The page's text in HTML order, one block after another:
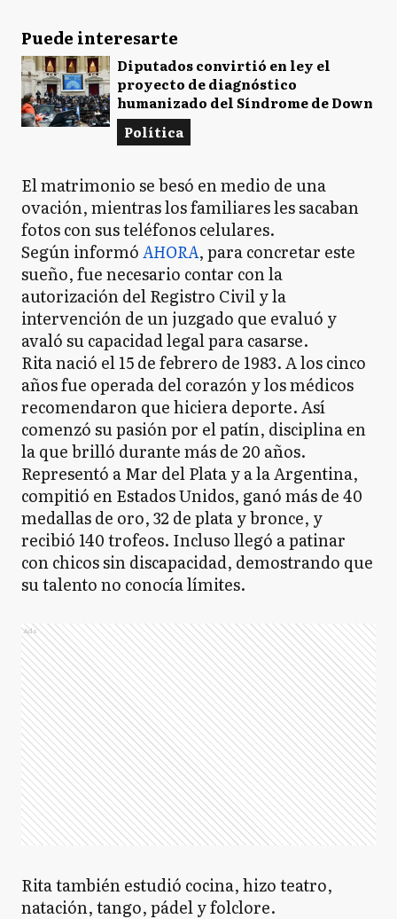
Puede interesarte
Diputados convirtió en ley el
proyecto de diagnóstico
humanizado del Síndrome de Down
Política
El matrimonio se besó en medio de una
ovación, mientras los familiares les sacaban
fotos con sus teléfonos celulares.
Según informóAHORA, para concretar este
sueño, fue necesario contar con la
autorización del Registro Civil y la
intervención de un juzgado que evaluó y
avaló su capacidad legal para casarse.
Rita nació el 15 de febrero de 1983. A los cinco
años fue operada del corazón y los médicos
recomendaron que hiciera deporte. Así
comenzó su pasión por el patín, disciplina en
la que brilló durante más de 20 años.
Representó a Mar del Plata y a la Argentina,
compitió en Estados Unidos, ganó más de 40
medallas de oro, 32 de plata y bronce, y
recibió 140 trofeos. Incluso llegó a patinar
con chicos sin discapacidad, demostrando que
su talento no conocía límites.
Ads
Rita también estudió cocina, hizo teatro,
natación, tango, pádel y folclore.